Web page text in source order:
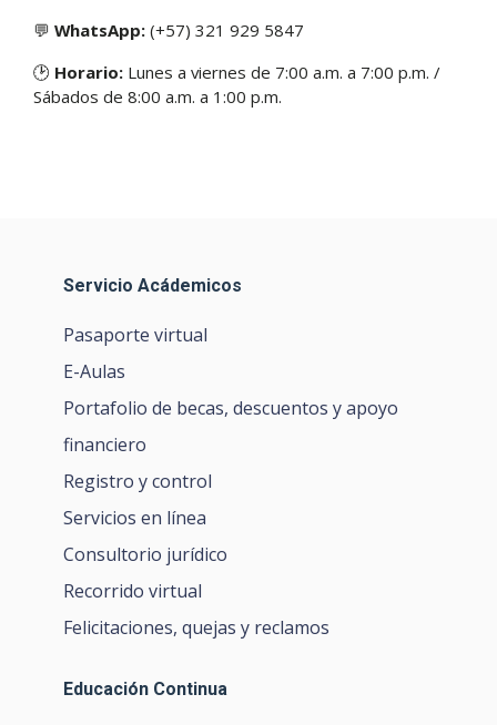
💬 WhatsApp: (+57) 321 929 5847
🕑 Horario: Lunes a viernes de 7:00 a.m. a 7:00 p.m. /
Sábados de 8:00 a.m. a 1:00 p.m.
Servicio Acádemicos
Pasaporte virtual
E-Aulas
Portafolio de becas, descuentos y apoyo
financiero
Registro y control
Servicios en línea
Consultorio jurídico
Recorrido virtual
Felicitaciones, quejas y reclamos
Educación Continua